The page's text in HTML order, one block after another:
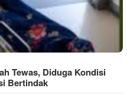
Tewas, Diduga Kondisi
Bertindak